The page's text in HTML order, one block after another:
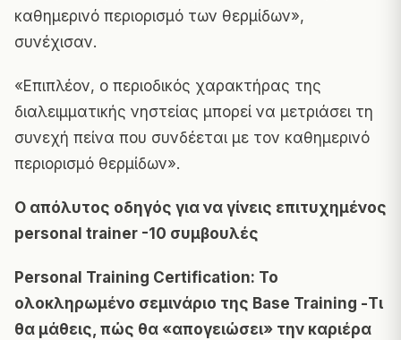
καθημερινό περιορισμό των θερμίδων»,
συνέχισαν.
«Επιπλέον, ο περιοδικός χαρακτήρας της
διαλειμματικής νηστείας μπορεί να μετριάσει τη
συνεχή πείνα που συνδέεται με τον καθημερινό
περιορισμό θερμίδων».
Ο απόλυτος οδηγός για να γίνεις επιτυχημένος
personal trainer -10 συμβουλές
Personal Training Certification: Το
ολοκληρωμένο σεμινάριο της Base Training -Τι
θα μάθεις, πώς θα «απογειώσει» την καριέρα